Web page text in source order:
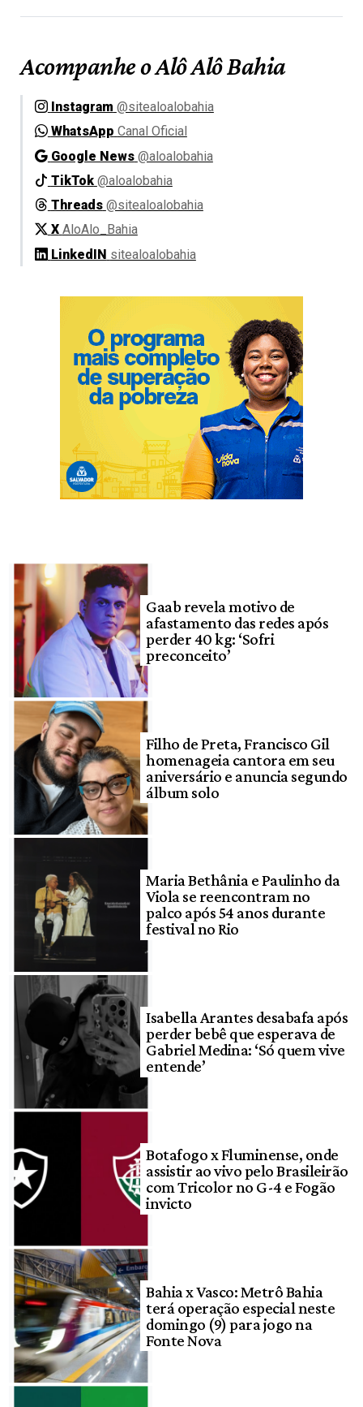
Acompanhe o Alô Alô Bahia
Instagram @sitealoalobahia
WhatsApp Canal Oficial
Google News @aloalobahia
TikTok @aloalobahia
Threads @sitealoalobahia
X AloAlo_Bahia
LinkedIN sitealoalobahia
Gaab revela motivo de
afastamento das redes após
perder 40 kg: ‘Sofri
preconceito’
Filho de Preta, Francisco Gil
homenageia cantora em seu
aniversário e anuncia segundo
álbum solo
Maria Bethânia e Paulinho da
Viola se reencontram no
palco após 54 anos durante
festival no Rio
Isabella Arantes desabafa após
perder bebê que esperava de
Gabriel Medina: ‘Só quem vive
entende’
Botafogo x Fluminense, onde
assistir ao vivo pelo Brasileirão
com Tricolor no G-4 e Fogão
invicto
Bahia x Vasco: Metrô Bahia
terá operação especial neste
domingo (9) para jogo na
Fonte Nova